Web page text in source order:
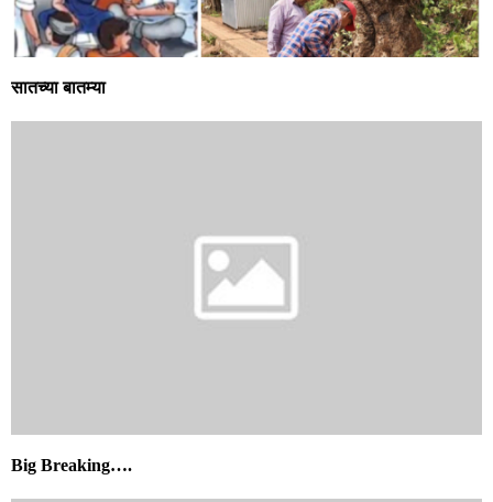
सातच्या बातम्या
Big Breaking….